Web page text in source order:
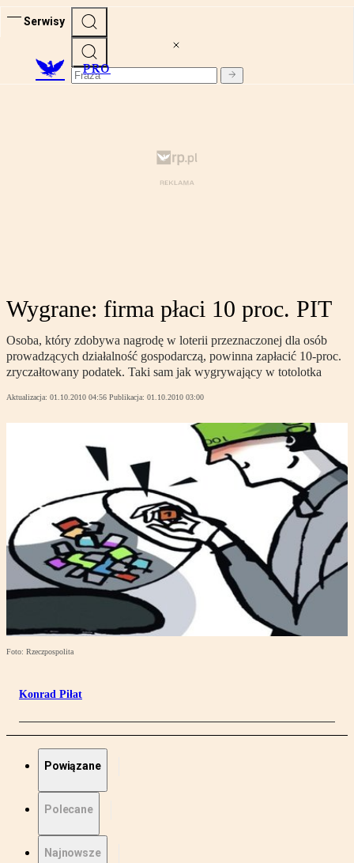
Serwisy
PRO
Wygrane: firma płaci 10 proc. PIT
Osoba, który zdobywa nagrodę w loterii przeznaczonej dla osób
prowadzących działalność gospodarczą, powinna zapłacić 10-proc.
zryczałtowany podatek. Taki sam jak wygrywający w totolotka
Aktualizacja: 01.10.2010 04:56 Publikacja: 01.10.2010 03:00
Foto: Rzeczpospolita
Konrad Piłat
Powiązane
Polecane
Najnowsze